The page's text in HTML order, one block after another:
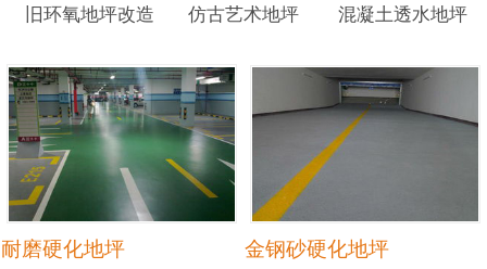
旧环氧地坪改造
仿古艺术地坪 混凝土透水地坪
耐磨硬化地坪 金钢砂硬化地坪